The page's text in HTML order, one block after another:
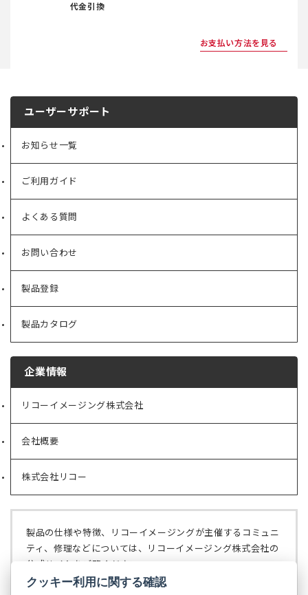
代金引換
お支払い方法を見る
ユーザーサポート
お知らせ一覧
ご利用ガイド
よくある質問
お問い合わせ
製品登録
製品カタログ
企業情報
リコーイメージング株式会社
（新
タ
ブ
で
開
く）
会社概要
（新
タ
ブ
で
く）
株式会社リコー
（新
ブ
で
開
製品の仕様や特徴、リコーイメージングが主催するコミュニ
ティ、修理などについては、リコーイメージング株式会社の
公式サイトをご覧ください。
リコーイメージング株式会社の公式サイト
（新
クッキー利用に関する確認